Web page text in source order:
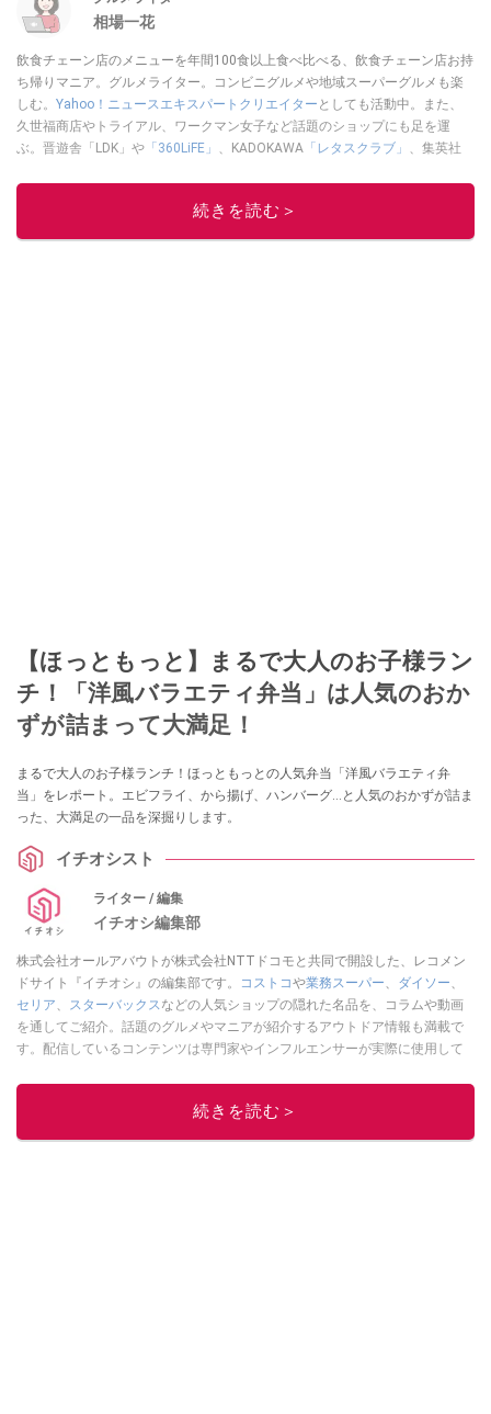
相場一花
飲食チェーン店のメニューを年間100食以上食べ比べる、飲食チェーン店お持
ち帰りマニア。グルメライター。コンビニグルメや地域スーパーグルメも楽
しむ。 Yahoo！ニュースエキスパートクリエイター としても活動中。また、
久世福商店やトライアル、ワークマン女子など話題のショップにも足を運
ぶ。晋遊舎「LDK」や 「360LiFE」 、KADOKAWA 「レタスクラブ」 、集英社
ルメライター、食の専門家として出演実績あり。
続きを読む＞
【ほっともっと】まるで大人のお子様ラン
チ！「洋風バラエティ弁当」は人気のおか
ずが詰まって大満足！
まるで大人のお子様ランチ！ほっともっとの人気弁当「洋風バラエティ弁
当」をレポート。エビフライ、から揚げ、ハンバーグ…と人気のおかずが詰ま
った、大満足の一品を深掘りします。
イチオシスト
ライター / 編集
イチオシ編集部
株式会社オールアバウトが株式会社NTTドコモと共同で開設した、レコメン
ドサイト『イチオシ』の編集部です。
コストコや業務スーパー、 ダイソー、
セリア、 スターバックスなどの人気ショップの隠れた名品を、コラムや動画
を通してご紹介。話題のグルメやマニアが紹介するアウトドア情報も満載で
す。配信しているコンテンツは専門家やインフルエンサーが実際に使用して
ニュースでフォロー
続きを読む＞